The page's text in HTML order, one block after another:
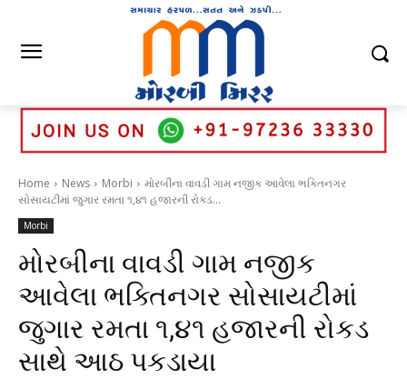
Home News Morbi
મોરબીના વાવડી ગામ નજીક આવેલા ભક્તિનગર
સોસાયટીમાં જુગાર રમતા ૧,૪૧ હજારની રોકડ...
Morbi
મોરબીના વાવડી ગામ નજીક
આવેલા ભક્તિનગર સોસાયટીમાં
જુગાર રમતા ૧,૪૧ હજારની રોકડ
સાથે આઠ પકડાયા